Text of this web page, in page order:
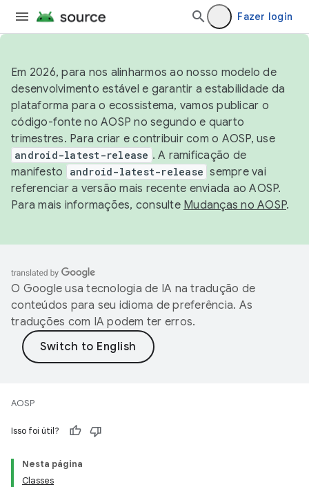
Fazer login
Em 2026, para nos alinharmos ao nosso modelo de
desenvolvimento estável e garantir a estabilidade da
plataforma para o ecossistema, vamos publicar o
código-fonte no AOSP no segundo e quarto
trimestres. Para criar e contribuir com o AOSP, use
android-latest-release . A ramificação de
manifesto
android-latest-release sempre vai
referenciar a versão mais recente enviada ao AOSP.
Para mais informações, consulte Mudanças no AOSP.
O Google usa tecnologia de IA na tradução de
conteúdos para seu idioma de preferência. As
traduções com IA podem ter erros.
AOSP
Isso foi útil?
Nesta página
Classes